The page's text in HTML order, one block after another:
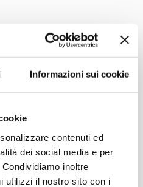
Informazioni sui cookie
contenuti ed
dei social media e per
inoltre
utilizzi il nostro sito con i
Network